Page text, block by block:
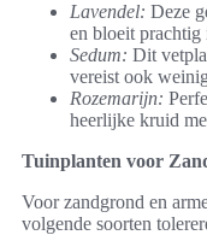
Lavendel: Deze
en bloeit prachtig
Sedum: Dit
vereist ook
Rozemarijn:
heerlijke kruid
Tuinplanten voor
Voor zandgrond en
volgende soorten